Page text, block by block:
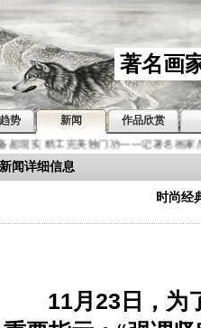
著名画
势 新闻
作品欣赏
精工完美独门功——记著名画家吕维超
新闻详细信息
时尚经
11月23日，为